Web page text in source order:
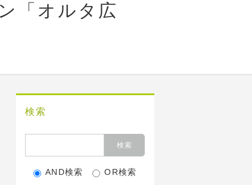
「オルタ広
検索
AND検索 OR検索